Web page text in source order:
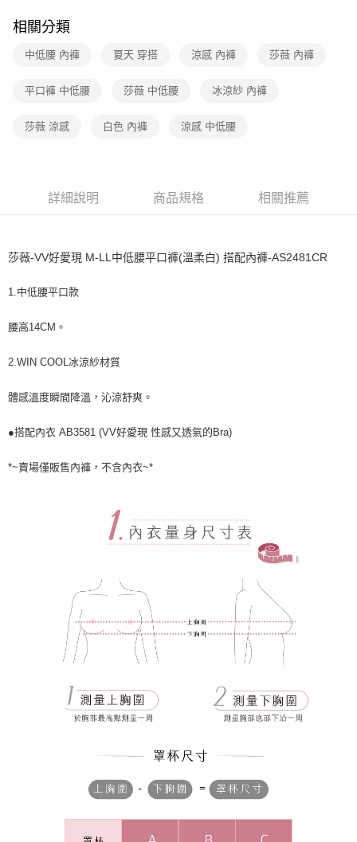
7-11取貨付款
每筆NT$80，滿NT$1,000(含以上)免運費
每筆NT$80，滿NT$1,000(含以上)免運費
宅配
每筆NT$220
每筆NT$80，滿NT$1,000(含以上)免運費
相關分類
中低腰 內褲 夏天 穿搭 涼感 內褲 莎薇 內褲
平口褲 中低腰 莎薇 中低腰 冰涼紗 內褲
莎薇 涼感 白色 內褲 涼感 中低腰
詳細說明 商品規格 相關推薦
莎薇-VV好愛現 M-LL中低腰平口褲(溫柔白) 搭配內褲-AS2481CR
1.中低腰平口款
腰高14CM。
2.WIN COOL冰涼紗材質
體感溫度瞬間降溫，沁涼舒爽。
●搭配內衣 AB3581 (VV好愛現 性感又透氣的Bra)
*~賣場僅販售內褲，不含內衣~*